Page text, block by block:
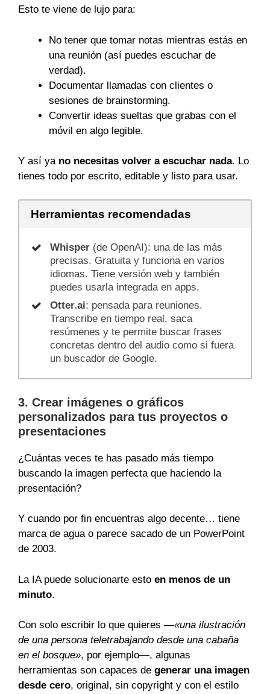
Esto te viene de lujo para:
No tener que tomar notas mientras estás en
una reunión (así puedes escuchar de
verdad).
Documentar llamadas con clientes o
sesiones de brainstorming.
Convertir ideas sueltas que grabas con el
móvil en algo legible.
Y así ya no necesitas volver a escuchar nada. Lo
tienes todo por escrito, editable y listo para usar.
Herramientas recomendadas
Whisper (de OpenAI): una de las más
precisas. Gratuita y funciona en varios
idiomas. Tiene versión web y también
puedes usarla integrada en apps.
Otter.ai: pensada para reuniones.
Transcribe en tiempo real, saca
resúmenes y te permite buscar frases
concretas dentro del audio como si fuera
un buscador de Google.
3. Crear imágenes o gráficos
personalizados para tus proyectos o
presentaciones
¿Cuántas veces te has pasado más tiempo
buscando la imagen perfecta que haciendo la
presentación?
Y cuando por fin encuentras algo decente… tiene
marca de agua o parece sacado de un PowerPoint
de 2003.
La IA puede solucionarte esto en menos de un
minuto.
Con solo escribir lo que quieres —«una ilustración
de una persona teletrabajando desde una cabaña
en el bosque», por ejemplo—, algunas
herramientas son capaces de generar una imagen
desde cero, original, sin copyright y con el estilo